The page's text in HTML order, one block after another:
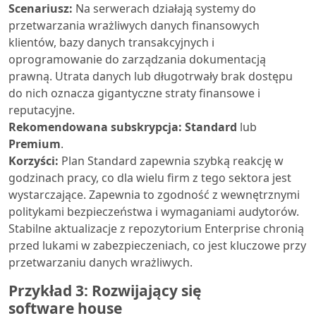
Scenariusz: Na serwerach działają systemy do
przetwarzania wrażliwych danych finansowych
klientów, bazy danych transakcyjnych i
oprogramowanie do zarządzania dokumentacją
prawną. Utrata danych lub długotrwały brak dostępu
do nich oznacza gigantyczne straty finansowe i
reputacyjne.
Rekomendowana subskrypcja: Standard lub
Premium.
Korzyści: Plan Standard zapewnia szybką reakcję w
godzinach pracy, co dla wielu firm z tego sektora jest
wystarczające. Zapewnia to zgodność z wewnętrznymi
politykami bezpieczeństwa i wymaganiami audytorów.
Stabilne aktualizacje z repozytorium Enterprise chronią
przed lukami w zabezpieczeniach, co jest kluczowe przy
przetwarzaniu danych wrażliwych.
Przykład 3: Rozwijający się
software house